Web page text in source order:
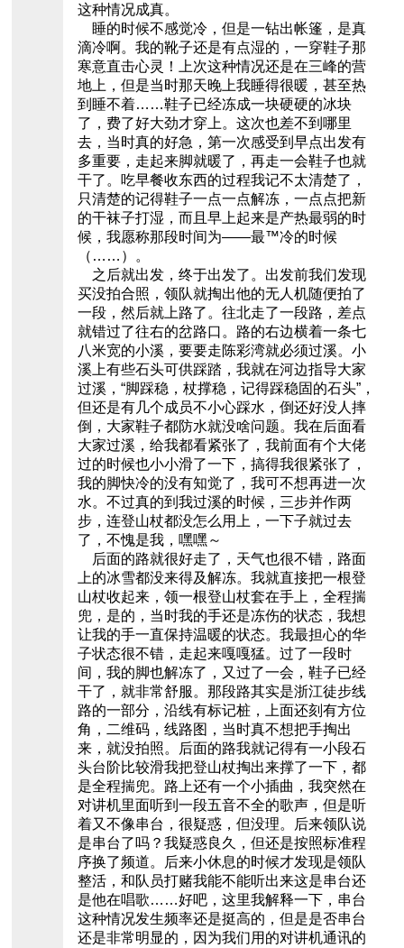
这种情况成真。
睡的时候不感觉冷，但是一钻出帐篷，是真
滴冷啊。我的靴子还是有点湿的，一穿鞋子那
寒意直击心灵！上次这种情况还是在三峰的营
地上，但是当时那天晚上我睡得很暖，甚至热
到睡不着……鞋子已经冻成一块硬硬的冰块
了，费了好大劲才穿上。这次也差不到哪里
去，当时真的好急，第一次感受到早点出发有
多重要，走起来脚就暖了，再走一会鞋子也就
干了。吃早餐收东西的过程我记不太清楚了，
只清楚的记得鞋子一点一点解冻，一点点把新
的干袜子打湿，而且早上起来是产热最弱的时
候，我愿称那段时间为——最™冷的时候
（……）。
之后就出发，终于出发了。出发前我们发现
买没拍合照，领队就掏出他的无人机随便拍了
一段，然后就上路了。往北走了一段路，差点
就错过了往右的岔路口。路的右边横着一条七
八米宽的小溪，要要走陈彩湾就必须过溪。小
溪上有些石头可供踩踏，我就在河边指导大家
过溪，“脚踩稳，杖撑稳，记得踩稳固的石头”，
但还是有几个成员不小心踩水，倒还好没人摔
倒，大家鞋子都防水就没啥问题。我在后面看
大家过溪，给我都看紧张了，我前面有个大佬
过的时候也小小滑了一下，搞得我很紧张了，
我的脚快冷的没有知觉了，我可不想再进一次
水。不过真的到我过溪的时候，三步并作两
步，连登山杖都没怎么用上，一下子就过去
了，不愧是我，嘿嘿～
后面的路就很好走了，天气也很不错，路面
上的冰雪都没来得及解冻。我就直接把一根登
山杖收起来，领一根登山杖套在手上，全程揣
兜，是的，当时我的手还是冻伤的状态，我想
让我的手一直保持温暖的状态。我最担心的华
子状态很不错，走起来嘎嘎猛。过了一段时
间，我的脚也解冻了，又过了一会，鞋子已经
干了，就非常舒服。那段路其实是浙江徒步线
路的一部分，沿线有标记桩，上面还刻有方位
角，二维码，线路图，当时真不想把手掏出
来，就没拍照。后面的路我就记得有一小段石
头台阶比较滑我把登山杖掏出来撑了一下，都
是全程揣兜。路上还有一个小插曲，我突然在
对讲机里面听到一段五音不全的歌声，但是听
着又不像串台，很疑惑，但没理。后来领队说
是串台了吗？我疑惑良久，但还是按照标准程
序换了频道。后来小休息的时候才发现是领队
整活，和队员打赌我能不能听出来这是串台还
是他在唱歌……好吧，这里我解释一下，串台
这种情况发生频率还是挺高的，但是是否串台
还是非常明显的，因为我们用的对讲机通讯的